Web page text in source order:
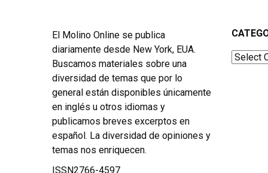
El Molino Online se publica
diariamente desde New York, EUA.
Buscamos materiales sobre una
diversidad de temas que por lo
general están disponibles únicamente
en inglés u otros idiomas y
publicamos breves excerptos en
español. La diversidad de opiniones y
temas nos enriquecen.
ISSN2766-4597